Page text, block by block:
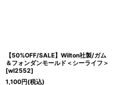
【50%OFF/SALE】Wilton社製/ガム
＆フォンダンモールド＜シーライフ＞
[wl2552]
1,100円(税込)